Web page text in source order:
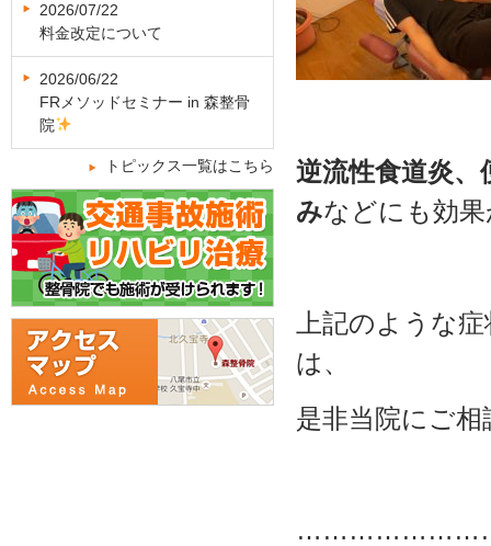
逆流性食道炎
みなどにも効
上記のような
は、
是非当院にご
2026/07/22
料金改定について
2026/06/22
FRメソッドセミナー in 森整骨
院
トピックス一覧はこちら